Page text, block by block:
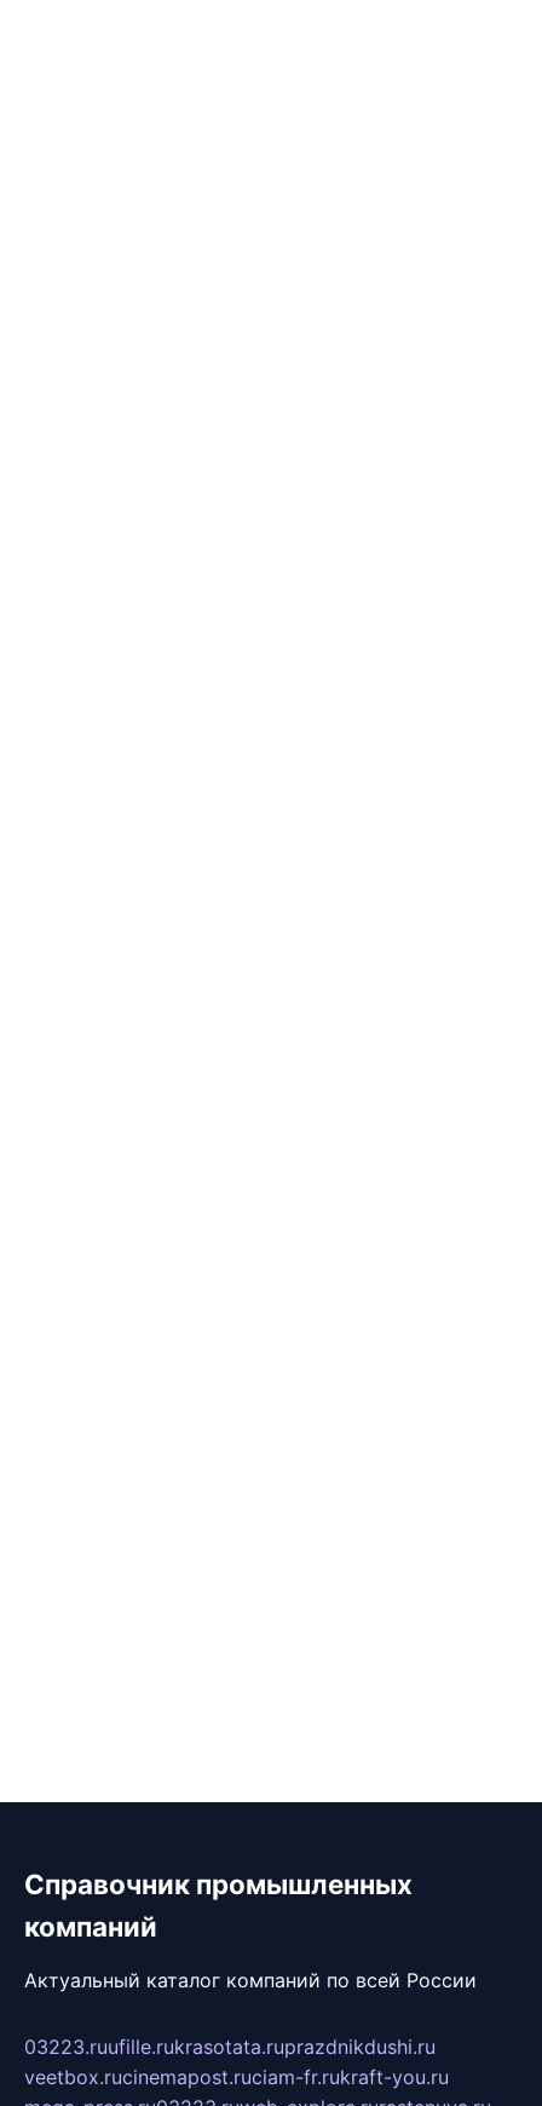
Справочник промышленных
компаний
Актуальный каталог компаний по всей России
03223.ruufille.rukrasotata.ruprazdnikdushi.ru
veetbox.rucinemapost.ruciam-fr.rukraft-you.ru